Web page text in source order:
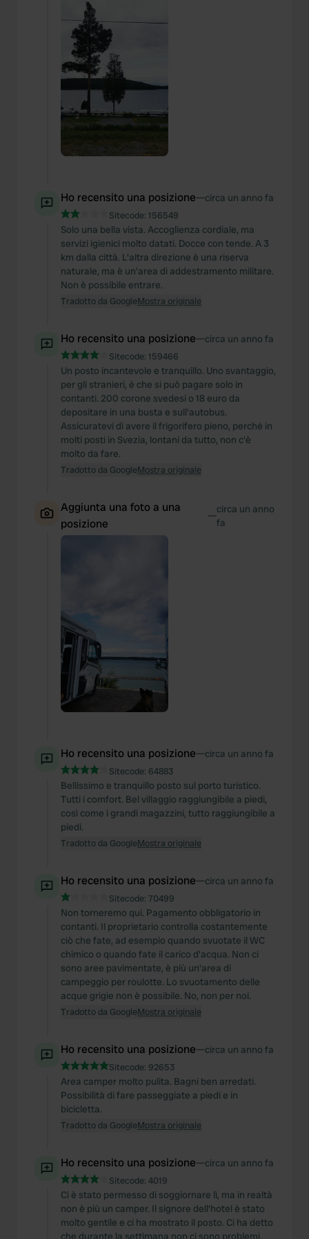
Ho recensito una posizione—circa un anno fa
Sitecode: 156549
Solo una bella vista. Accoglienza cordiale, ma
servizi igienici molto datati. Docce con tende. A 3
km dalla città. L'altra direzione è una riserva
naturale, ma è un'area di addestramento militare.
Non è possibile entrare.
Tradotto da GoogleMostra originale
Ho recensito una posizione—circa un anno fa
Sitecode: 159466
Un posto incantevole e tranquillo. Uno svantaggio,
per gli stranieri, è che si può pagare solo in
contanti. 200 corone svedesi o 18 euro da
depositare in una busta e sull'autobus.
Assicuratevi di avere il frigorifero pieno, perché in
molti posti in Svezia, lontani da tutto, non c'è
molto da fare.
Tradotto da GoogleMostra originale
Aggiunta una foto a una
posizione
—circa un anno
fa
Ho recensito una posizione—circa un anno fa
Sitecode: 64883
Bellissimo e tranquillo posto sul porto turistico.
Tutti i comfort. Bel villaggio raggiungibile a piedi,
così come i grandi magazzini, tutto raggiungibile a
piedi.
Tradotto da GoogleMostra originale
Ho recensito una posizione—circa un anno fa
Sitecode: 70499
Non torneremo qui. Pagamento obbligatorio in
contanti. Il proprietario controlla costantemente
ciò che fate, ad esempio quando svuotate il WC
chimico o quando fate il carico d'acqua. Non ci
sono aree pavimentate, è più un'area di
campeggio per roulotte. Lo svuotamento delle
acque grigie non è possibile. No, non per noi.
Tradotto da GoogleMostra originale
Ho recensito una posizione—circa un anno fa
Sitecode: 92653
Area camper molto pulita. Bagni ben arredati.
Possibilità di fare passeggiate a piedi e in
bicicletta.
Tradotto da GoogleMostra originale
Ho recensito una posizione—circa un anno fa
Sitecode: 4019
Ci è stato permesso di soggiornare lì, ma in realtà
non è più un camper. Il signore dell'hotel è stato
molto gentile e ci ha mostrato il posto. Ci ha detto
che durante la settimana non ci sono problemi,